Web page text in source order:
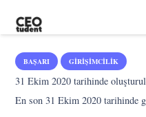
BAŞARI GIRIŞIMCILIK
31 Ekim 2020 tarihinde
En son31 Ekim 2020 tarihinde